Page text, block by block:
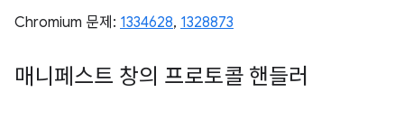
Chromium 문제: 1334628, 1328873
매니페스트 창의 프로토콜 핸들러